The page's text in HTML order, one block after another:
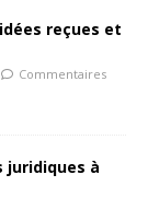
reçues et
Commentaires
juridiques à